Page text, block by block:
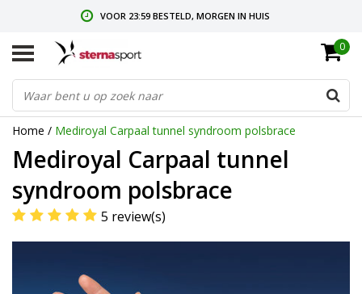
VOOR 23:59 BESTELD, MORGEN IN HUIS
GRATIS RETOURNEREN & RUILEN
0
Home / Mediroyal Carpaal tunnel syndroom polsbrace
Mediroyal Carpaal tunnel
syndroom polsbrace
5 review(s)